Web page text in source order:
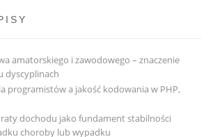
amatorskiego i zawodowego – znaczenie
dyscyplinach
programistów a jakość kodowania w PHP,
dochodu jako fundament stabilności
choroby lub wypadku